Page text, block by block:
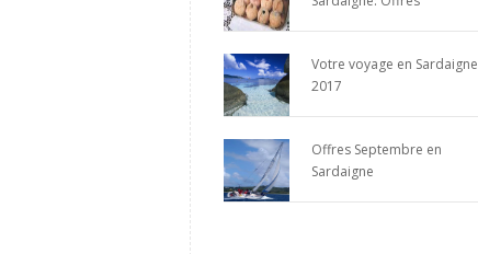
Votre voyage en Sardaigne
2017
Offres Septembre en
Sardaigne